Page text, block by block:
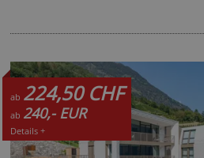
ab 224,50 CHF
ab 240,- EUR
Details +